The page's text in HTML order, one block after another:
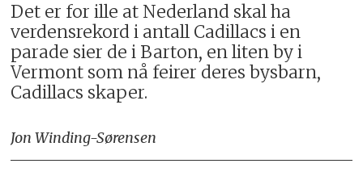
Det er for ille at Nederland skal ha
verdensrekord i antall Cadillacs i en
parade sier de i Barton, en liten by i
Vermont som nå feirer deres bysbarn,
Cadillacs skaper.
Jon Winding-Sørensen